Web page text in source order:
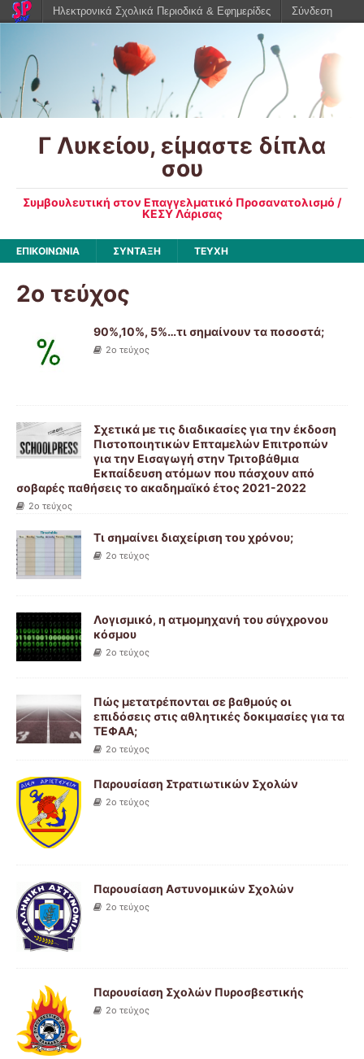
Γ Λυκείου, είμαστε δίπλα
σου
Συμβουλευτική στον Επαγγελματικό Προσανατολισμό /
ΚΕΣΥ Λάρισας
ΕΠΙΚΟΙΝΩΝΙΑ ΣΥΝΤΑΞΗ ΤΕΥΧΗ
2ο τεύχος
90%,10%, 5%…τι σημαίνουν τα ποσοστά;
2ο τεύχος
Σχετικά με τις διαδικασίες για την έκδοση
Πιστοποιητικών Επταμελών Επιτροπών
για την Εισαγωγή στην Τριτοβάθμια
Εκπαίδευση ατόμων που πάσχουν από
σοβαρές παθήσεις το ακαδημαϊκό έτος 2021-2022
2ο τεύχος
Τι σημαίνει διαχείριση του χρόνου;
2ο τεύχος
Λογισμικό, η ατμομηχανή του σύγχρονου
κόσμου
2ο τεύχος
Πώς μετατρέπονται σε βαθμούς οι
επιδόσεις στις αθλητικές δοκιμασίες για τα
ΤΕΦΑΑ;
2ο τεύχος
Παρουσίαση Στρατιωτικών Σχολών
2ο τεύχος
Παρουσίαση Αστυνομικών Σχολών
2ο τεύχος
Παρουσίαση Σχολών Πυροσβεστικής
2ο τεύχος
Ηλεκτρονικά Σχολικά Περιοδικά & Εφημερίδες Σύνδεση